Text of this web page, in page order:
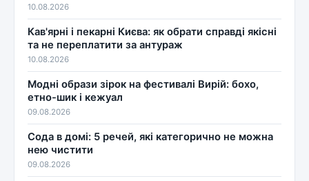
10.08.2026
Кав'ярні і пекарні Києва: як обрати справді якісні
та не переплатити за антураж
10.08.2026
Модні образи зірок на фестивалі Вирій: бохо,
етно-шик і кежуал
09.08.2026
Сода в домі: 5 речей, які категорично не можна
нею чистити
09.08.2026